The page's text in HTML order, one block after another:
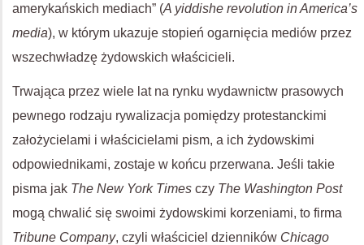
amerykańskich mediach” (A yiddishe revolution in America’s
media), w którym ukazuje stopień ogarnięcia mediów przez
wszechwładzę żydowskich właścicieli.
Trwająca przez wiele lat na rynku wydawnictw prasowych
pewnego rodzaju rywalizacja pomiędzy protestanckimi
założycielami i właścicielami pism, a ich żydowskimi
odpowiednikami, zostaje w końcu przerwana. Jeśli takie
pisma jak The New York Times czy The Washington Post
mogą chwalić się swoimi żydowskimi korzeniami, to firma
Tribune Company, czyli właściciel dzienników Chicago